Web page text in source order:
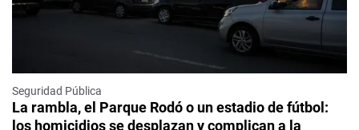
Seguridad Pública
La rambla, el Parque Rodó o un estadio de fútbol:
los homicidios se desplazan y complican a la